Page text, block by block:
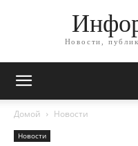
Новости,
Домой Новости
Новости